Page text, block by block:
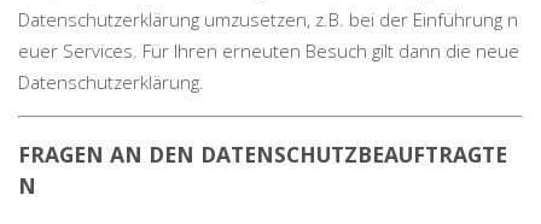
Datenschutzerklärung umzusetzen, z.B. bei der Einführung n
euer Services. Für Ihren erneuten Besuch gilt dann die neue
Datenschutzerklärung.
FRAGEN AN DEN DATENSCHUTZBEAUFTRAGTE
N